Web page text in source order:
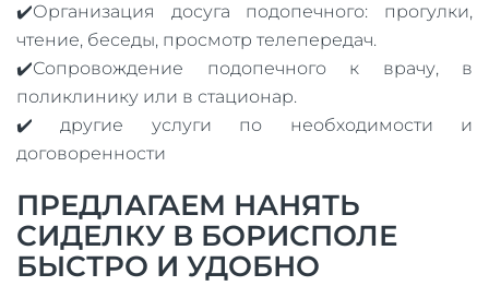
✔️Организация досуга подопечного: прогулки,
чтение, беседы, просмотр телепередач.
✔️Сопровождение подопечного к врачу, в
поликлинику или в стационар.
✔️ другие услуги по необходимости и
договоренности
ПРЕДЛАГАЕМ НАНЯТЬ
СИДЕЛКУ В БОРИСПОЛЕ
БЫСТРО И УДОБНО